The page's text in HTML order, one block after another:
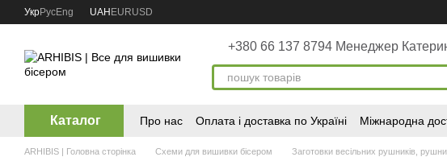
Перейти до основного контенту
УкрРусEng UAH EURUSD
+380 66 137 8794 Менеджер
Каталог Про нас Оплата і доставка по Україні Міжнародна
ARHIBIS | Головна сторінка Схеми для вишивки бісером
Заготовки весільних рушників,